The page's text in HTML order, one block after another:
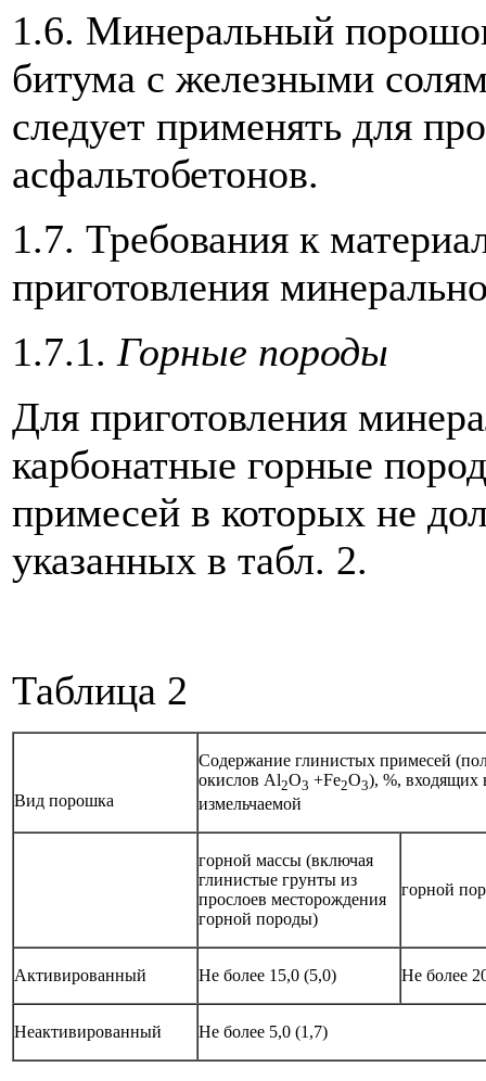
1.6. Минеральный
битума с железными
следует применять для
асфальтобетонов.
1.7. Требования к
приготовления
1.7.1. Горные породы
Для приготовления
карбонатные горные
примесей в которых не
указанных в табл. 2.
Таблица 2
Вид порошка
Содержание глинистых примесей
окислов Аl2O3 +Fe2O3), %, входящих
измельчаемой
горной массы (включая
глинистые грунты из
прослоев месторождения
горной породы)
горной
Активированный Не более 15,0 (5,0) Не более
Неактивированный Не более 5,0 (1,7)